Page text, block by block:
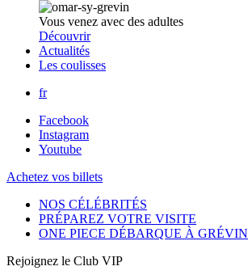
Vous venez avec des adultes
Découvrir
Actualités
Les coulisses
fr
Facebook
Instagram
Youtube
Achetez vos billets
NOS CÉLÉBRITÉS
PRÉPAREZ VOTRE VISITE
ONE PIECE DÉBARQUE À GRÉVIN
Rejoignez le Club VIP